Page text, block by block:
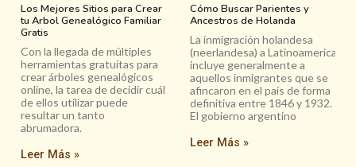
Los Mejores Sitios para Crear
tu Arbol Genealógico Familiar
Gratis
Con la llegada de múltiples
herramientas gratuitas para
crear árboles genealógicos
online, la tarea de decidir cuál
de ellos utilizar puede
resultar un tanto
abrumadora.
Leer Más »
Cómo Buscar Parientes y
Ancestros de Holanda
La inmigración holandesa
(neerlandesa) a Latinoamerica
incluye generalmente a
aquellos inmigrantes que se
afincaron en el país de forma
definitiva entre 1846 y 1932.
El gobierno argentino
Leer Más »